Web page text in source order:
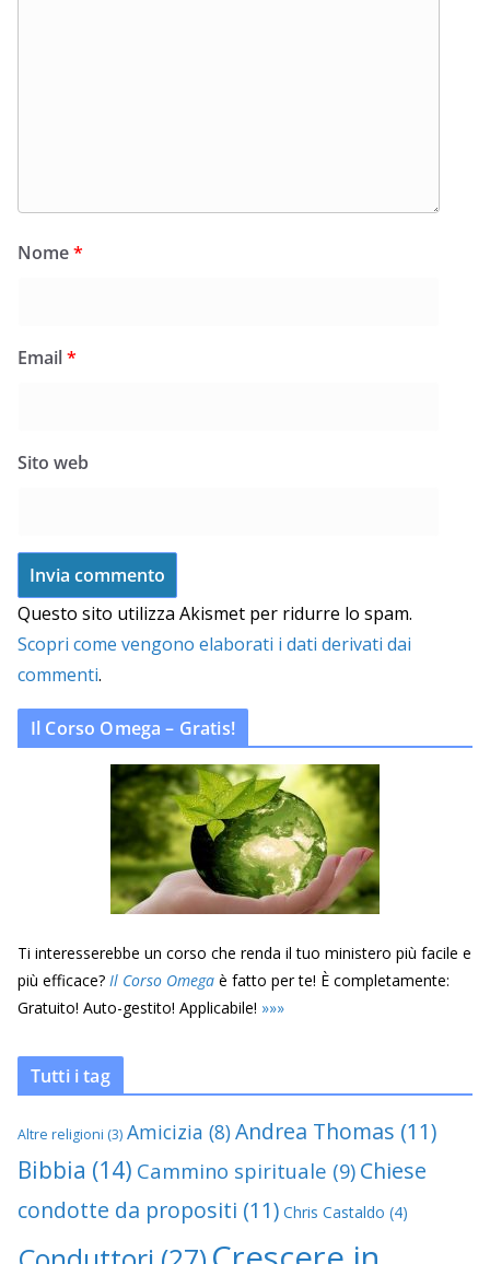
Nome*
Email*
Sito web
Questo sito utilizza Akismet per ridurre lo spam.
Scopri come vengono elaborati i dati derivati dai
commenti.
Il Corso Omega – Gratis!
Ti interesserebbe un corso che renda il tuo ministero più facile e
più efficace? Il Corso Omega è fatto per te! È completamente:
Gratuito! Auto-gestito! Applicabile! »»»
Tutti i tag
Altre religioni (3) Amicizia (8)Andrea Thomas (11)
Bibbia (14) Cammino spirituale (9) Chiese
condotte da propositi (11) Chris Castaldo (4)